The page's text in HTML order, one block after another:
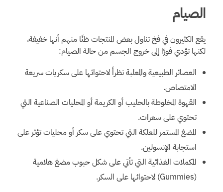
الصيام
يقع الكثيرون في فخ تناول بعض المنتجات ظنًا منهم أنها خفيفة،
لكنها تؤدي فورًا إلى خروج الجسم من حالة الصيام:
العصائر الطبيعية والمعلبة نظراً لاحتوائها على سكريات سريعة
الامتصاص.
القهوة المخلوطة بالحليب أو الكريمة أو المحليات الصناعية التي
تحتوي على سعرات.
المضغ المستمر للعلكة التي تحتوي على سكر أو محليات تؤثر على
استجابة الإنسولين.
المكملات الغذائية التي تأتي على شكل حبوب مضغ هلامية
(Gummies) لاحتوائها على السكر.